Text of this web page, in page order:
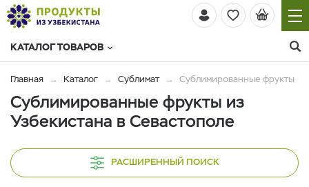
КАТАЛОГ ТОВАРОВ
Главная Каталог Сублимат Сублимированные фрукты
Сублимированные фрукты из
Узбекистана в Севастополе
РАСШИРЕННЫЙ ПОИСК